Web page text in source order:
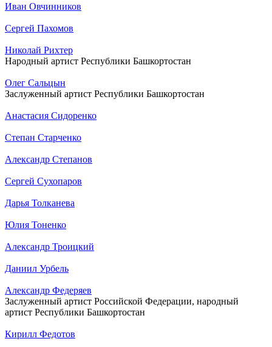
Иван Овчинников
Сергей Пахомов
Николай Рихтер
Народный артист Республики Башкортостан
Олег Сальцын
Заслуженный артист Республики Башкортостан
Анастасия Сидоренко
Степан Старченко
Александр Степанов
Сергей Сухопаров
Дарья Толканева
Юлия Тоненко
Александр Троицкий
Даниил Урбель
Александр Федеряев
Заслуженный артист Российской Федерации, народный
артист Республики Башкортостан
Кирилл Федотов